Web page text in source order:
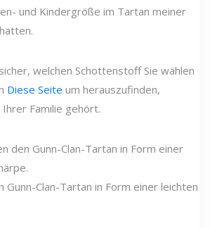
und Kindergröße im Tartan meiner
welchen Schottenstoff Sie wählen
Diese Seite um herauszufinden,
Familie gehört.
Gunn-Clan-Tartan in Form einer leichten